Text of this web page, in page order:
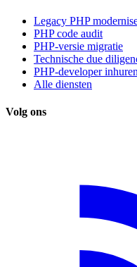
Legacy PHP
PHP code audit
PHP-versie migratie
Technische due
PHP-developer inhuren
Alle diensten
Volg ons